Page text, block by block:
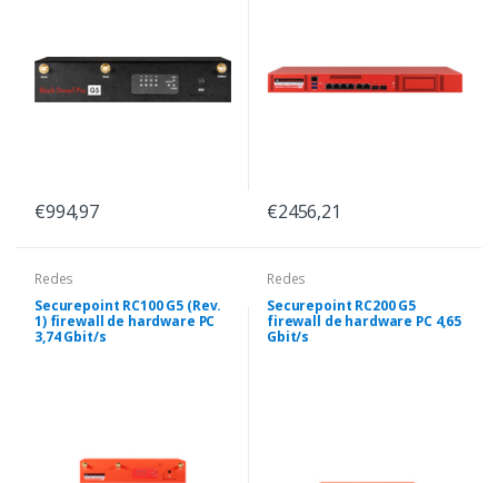
€994,97 €2456,21
Redes
Securepoint RC100 G5 (Rev.
1) firewall de hardware PC
3,74 Gbit/s
Redes
Securepoint RC200 G5
firewall de hardware PC 4,65
Gbit/s